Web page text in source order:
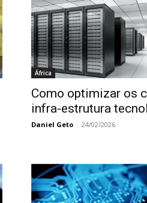
África
Como optimizar os
infra-estrutura
Daniel Geto - 24/02/2026